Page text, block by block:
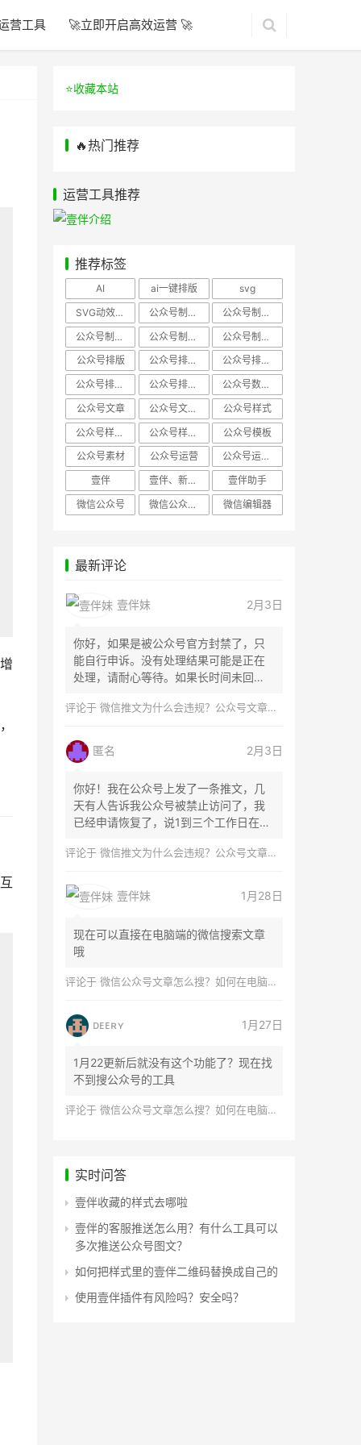
营工具 🚀立即开启高效运营 🚀
，
⭐️收藏本站
🔥热门推荐
运营工具推荐
推荐标签
AI ai一键排版
svg
SVG动效样式
公众号制作、公众号排版
公众号制作、公众号模板
公众号制作、微信编辑器
公众号制作，公众号排版
公众号制作，公众号排版、微信编辑器
公众号排版
公众号排版，公众号模板
公众号排版，公众号素材
公众号排版，微信编辑器
公众号排版，排版样式
公众号数据分析
公众号文章
公众号文章、公众号运营
公众号样式
公众号样式，微信公众号排版
公众号样式，微信编辑器
公众号模板
公众号素材
公众号运营
公众号运营，公众号编辑器
壹伴
壹伴、新媒体运营
壹伴助手
微信公众号
微信公众号，样式模板、公众号样式 微信编辑器
最新评论
壹伴妹 2月3日
你好，如果是被公众号官方封禁了，只
能自行申诉。没有处理结果可能是正在
处理，请耐心等待。如果长时间未回
评论于 微信推文为什么会违规？公众号文章怎么检测是否违规？
匿名 2月3日
你好！我在公众号上发了一条推文，几
天有人告诉我公众号被禁止访问了，我
已经申请恢复了，说1到三个工作日在微
评论于 微信推文为什么会违规？公众号文章怎么检测是否违规？
壹伴妹 1月28日
现在可以直接在电脑端的微信搜索文章
哦
评论于 微信公众号文章怎么搜？如何在电脑上搜索公众号文章？
ᴅᴇᴇʀʏ 1月27日
1月22更新后就没有这个功能了？现在找
不到搜公众号的工具
评论于 微信公众号文章怎么搜？如何在电脑上搜索公众号文章？
实时问答
壹伴收藏的样式去哪啦
壹伴的客服推送怎么用？有什么工具可以
多次推送公众号图文？
如何把样式里的壹伴二维码替换成自己的
使用壹伴插件有风险吗？安全吗？